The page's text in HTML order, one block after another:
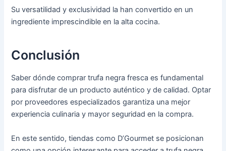
Su versatilidad y exclusividad la han convertido en un
ingrediente imprescindible en la alta cocina.
Conclusión
Saber dónde comprar trufa negra fresca es fundamental
para disfrutar de un producto auténtico y de calidad. Optar
por proveedores especializados garantiza una mejor
experiencia culinaria y mayor seguridad en la compra.
En este sentido, tiendas como D’Gourmet se posicionan